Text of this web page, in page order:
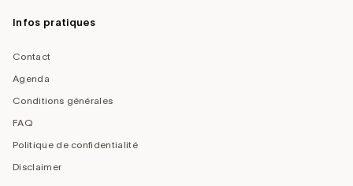
Infos pratiques
Contact
Agenda
Conditions générales
FAQ
Politique de confidentialité
Disclaimer